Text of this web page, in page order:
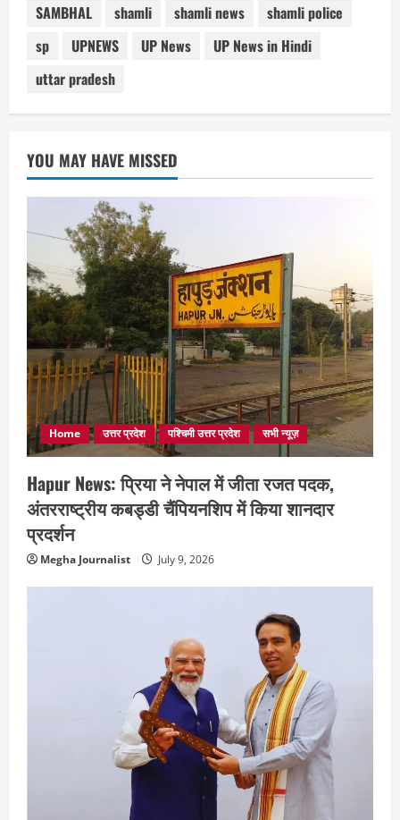
SAMBHAL
shamli shamli news
shamli police
sp
UPNEWS UP News
UP News in Hindi
uttar pradesh
YOU MAY HAVE MISSED
Home उत्तर प्रदेश पश्चिमी उत्तर प्रदेश सभी न्यूज़
Hapur News: प्रिया ने नेपाल में जीता रजत पदक,
अंतरराष्ट्रीय कबड्डी चैंपियनशिप में किया शानदार
प्रदर्शन
Megha Journalist July 9, 2026